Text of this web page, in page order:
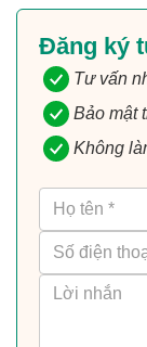
Đăng ký
Tư vấn
Bảo mật
Không